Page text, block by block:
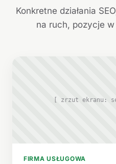
Konkretne działania
na ruch, pozycje
[ zrzut ekranu:
FIRMA USŁUGOWA